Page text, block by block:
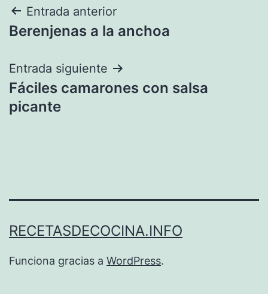
Navegación
de
entradas
Entrada anterior
Berenjenas a la anchoa
Entrada siguiente
Fáciles camarones con salsa
picante
RECETASDECOCINA.INFO
Funciona gracias a WordPress.